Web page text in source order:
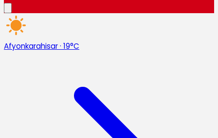
Afyonkarahisar· 19°C